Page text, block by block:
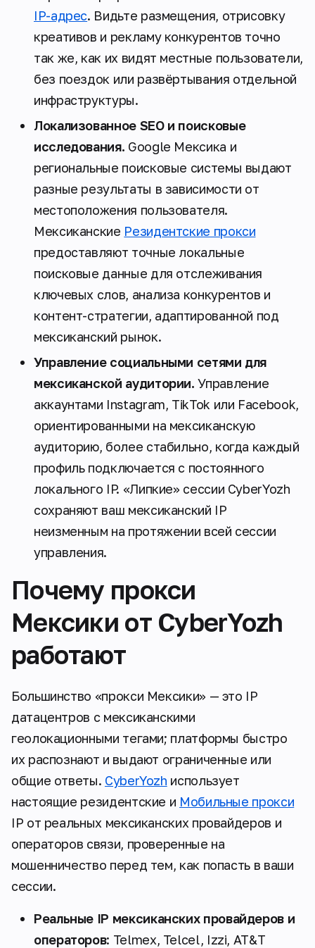
IP-адрес. Видьте размещения, отрисовку
креативов и рекламу конкурентов точно
так же, как их видят местные пользователи,
без поездок или развёртывания отдельной
инфраструктуры.
Локализованное SEO и поисковые
исследования. Google Мексика и
региональные поисковые системы выдают
разные результаты в зависимости от
местоположения пользователя.
Мексиканские Резидентские прокси
предоставляют точные локальные
поисковые данные для отслеживания
ключевых слов, анализа конкурентов и
контент-стратегии, адаптированной под
мексиканский рынок.
Управление социальными сетями для
мексиканской аудитории. Управление
аккаунтами Instagram, TikTok или Facebook,
ориентированными на мексиканскую
аудиторию, более стабильно, когда каждый
профиль подключается с постоянного
локального IP. «Липкие» сессии CyberYozh
сохраняют ваш мексиканский IP
неизменным на протяжении всей сессии
управления.
Почему прокси
Мексики от CyberYozh
работают
Большинство «прокси Мексики» — это IP
датацентров с мексиканскими
геолокационными тегами; платформы быстро
их распознают и выдают ограниченные или
общие ответы. CyberYozh использует
настоящие резидентские и Мобильные прокси
IP от реальных мексиканских провайдеров и
операторов связи, проверенные на
мошенничество перед тем, как попасть в ваши
сессии.
Реальные IP мексиканских провайдеров и
операторов: Telmex, Telcel, Izzi, AT&T